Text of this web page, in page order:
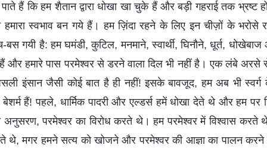
हैं कि हम शैतान द्वारा धोखा खा चुके हैं और बड़ी गहराई तक
स्वभाव बन गये हैं। हम ज़िंदा रहने के लिए इन चीज़ों के भरोसे
बस गयी है: हम घमंडी, कुटिल, मनमाने, स्वार्थी, घिनौने, धूर्त,
हमारे पास परमेश्वर से डरने वाला दिल भी नहीं है। एक लंबे अरसे
इंसान जैसी कोई बात है ही नहीं! इसके बावजूद, हम अब भी स्वर्ग
हैं! पहले, धार्मिक पादरी और एल्डर्स हमें धोखा देते थे और हम
परमेश्वर का विरोध करते थे। हम परमेश्वर में विश्वास करते थे
थे, मगर हमने सत्य को खोजने और परमेश्वर की आज्ञा का पालन करने